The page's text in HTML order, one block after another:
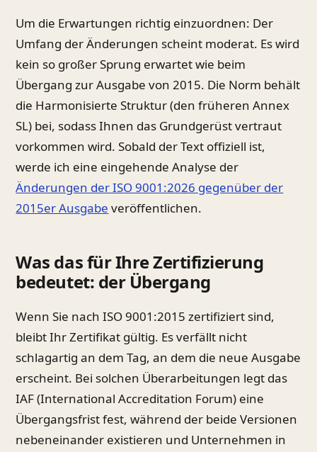
Um die Erwartungen richtig einzuordnen: Der
Umfang der Änderungen scheint moderat. Es wird
kein so großer Sprung erwartet wie beim
Übergang zur Ausgabe von 2015. Die Norm behält
die Harmonisierte Struktur (den früheren Annex
SL) bei, sodass Ihnen das Grundgerüst vertraut
vorkommen wird. Sobald der Text offiziell ist,
werde ich eine eingehende Analyse der
Änderungen der ISO 9001:2026 gegenüber der
2015er Ausgabe veröffentlichen.
Was das für Ihre Zertifizierung
bedeutet: der Übergang
Wenn Sie nach ISO 9001:2015 zertifiziert sind,
bleibt Ihr Zertifikat gültig. Es verfällt nicht
schlagartig an dem Tag, an dem die neue Ausgabe
erscheint. Bei solchen Überarbeitungen legt das
IAF (International Accreditation Forum) eine
Übergangsfrist fest, während der beide Versionen
nebeneinander existieren und Unternehmen in